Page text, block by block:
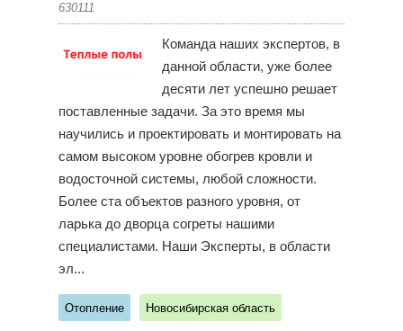
630111
Команда наших экспертов, в
данной области, уже более
десяти лет успешно решает
поставленные задачи. За это время мы
научились и проектировать и монтировать на
самом высоком уровне обогрев кровли и
водосточной системы, любой сложности.
Более ста объектов разного уровня, от
ларька до дворца согреты нашими
специалистами. Наши Эксперты, в области
эл...
Отопление Новосибирская область